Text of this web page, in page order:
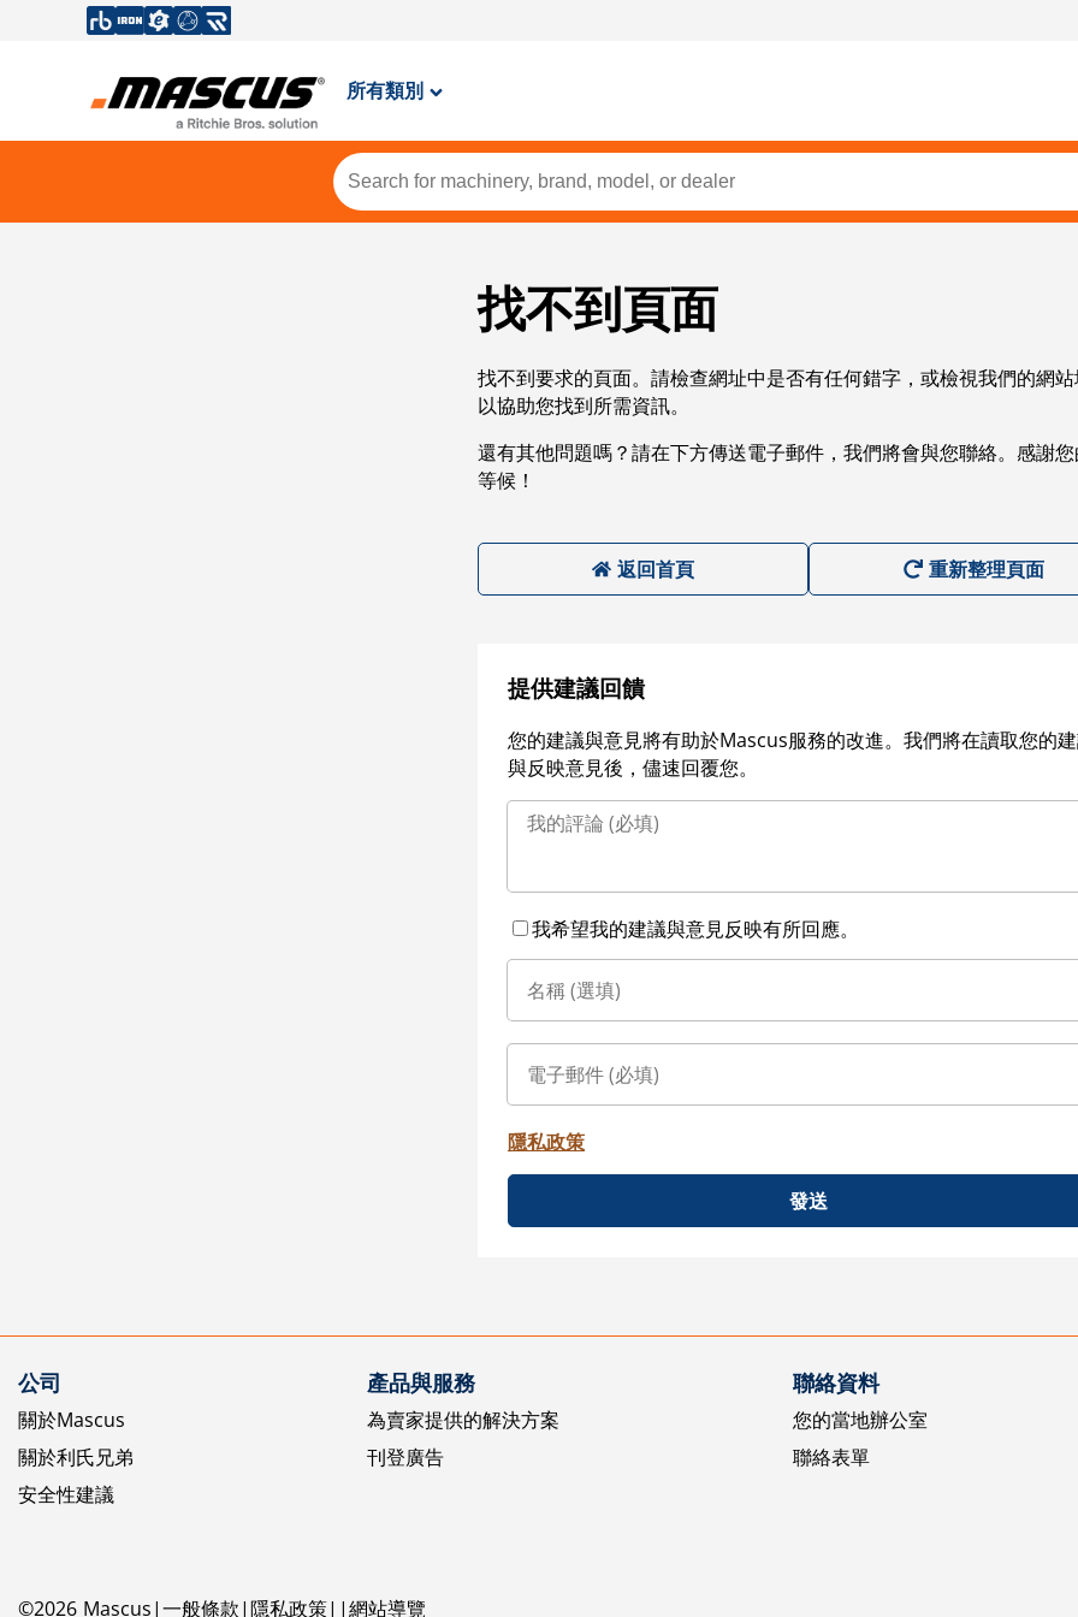
所有類別
找不到頁面
找不到要求的頁面。請檢查網址中是否有任何錯字，或檢視我們的網
以協助您找到所需資訊。
還有其他問題嗎？請在下方傳送電子郵件，我們將會與您聯絡。感謝
等候！
返回首頁 重新整理頁面
提供建議回饋
您的建議與意見將有助於Mascus服務的改進。我們將在讀取您的
與反映意見後，儘速回覆您。
我希望我的建議與意見反映有所回應。
隱私政策
發送
公司
關於Mascus
關於利氏兄弟
安全性建議
產品與服務
為賣家提供的解決方案
刊登廣告
聯絡資料
您的當地辦公室
聯絡表單
©2026 Mascus 一般條款 隱私政策 網站導覽